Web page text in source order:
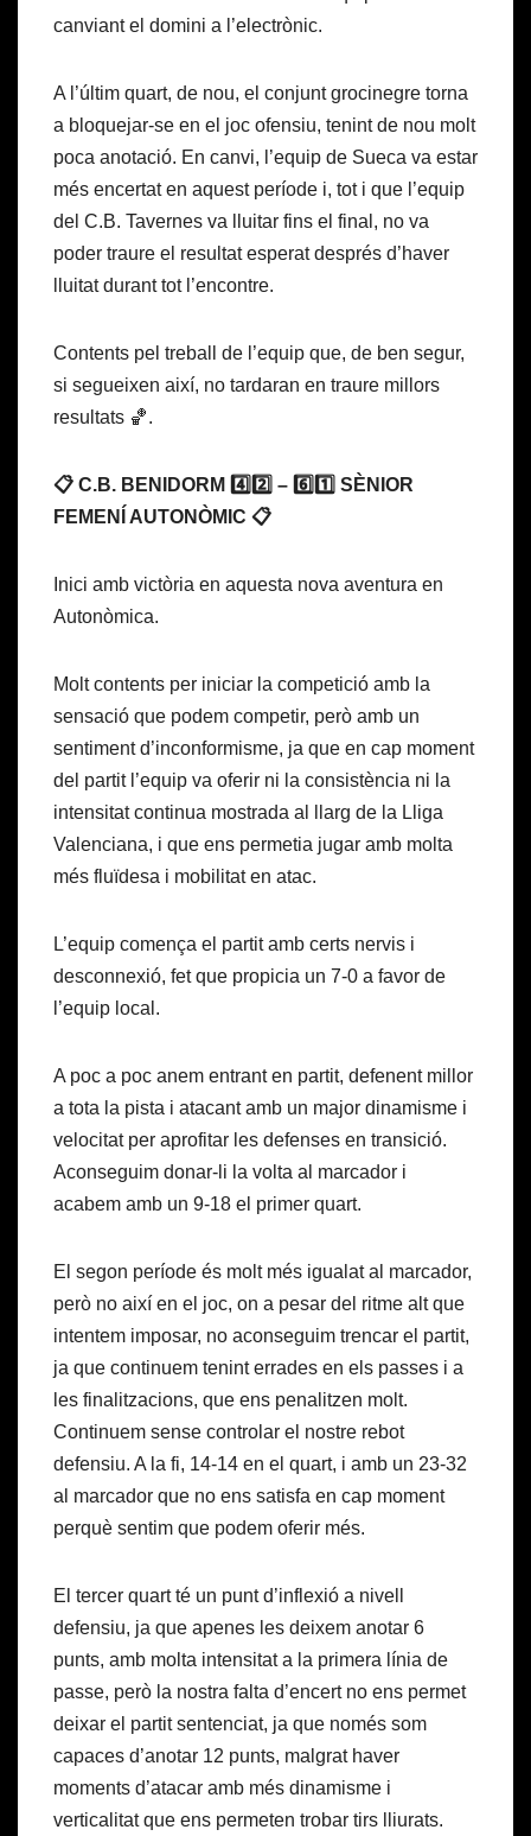
canviant el domini a l’electrònic.
A l’últim quart, de nou, el conjunt grocinegre torna
a bloquejar-se en el joc ofensiu, tenint de nou molt
poca anotació. En canvi, l’equip de Sueca va estar
més encertat en aquest període i, tot i que l’equip
del C.B. Tavernes va lluitar fins el final, no va
poder traure el resultat esperat després d’haver
lluitat durant tot l’encontre.
Contents pel treball de l’equip que, de ben segur,
si segueixen així, no tardaran en traure millors
resultats 🏀.
📋 C.B. BENIDORM 4️⃣2️⃣ – 6️⃣1️⃣ SÈNIOR
FEMENÍ AUTONÒMIC 📋
Inici amb victòria en aquesta nova aventura en
Autonòmica.
Molt contents per iniciar la competició amb la
sensació que podem competir, però amb un
sentiment d’inconformisme, ja que en cap moment
del partit l’equip va oferir ni la consistència ni la
intensitat continua mostrada al llarg de la Lliga
Valenciana, i que ens permetia jugar amb molta
més fluïdesa i mobilitat en atac.
L’equip comença el partit amb certs nervis i
desconnexió, fet que propicia un 7-0 a favor de
l’equip local.
A poc a poc anem entrant en partit, defenent millor
a tota la pista i atacant amb un major dinamisme i
velocitat per aprofitar les defenses en transició.
Aconseguim donar-li la volta al marcador i
acabem amb un 9-18 el primer quart.
El segon període és molt més igualat al marcador,
però no així en el joc, on a pesar del ritme alt que
intentem imposar, no aconseguim trencar el partit,
ja que continuem tenint errades en els passes i a
les finalitzacions, que ens penalitzen molt.
Continuem sense controlar el nostre rebot
defensiu. A la fi, 14-14 en el quart, i amb un 23-32
al marcador que no ens satisfa en cap moment
perquè sentim que podem oferir més.
El tercer quart té un punt d’inflexió a nivell
defensiu, ja que apenes les deixem anotar 6
punts, amb molta intensitat a la primera línia de
passe, però la nostra falta d’encert no ens permet
deixar el partit sentenciat, ja que només som
capaces d’anotar 12 punts, malgrat haver
moments d’atacar amb més dinamisme i
verticalitat que ens permeten trobar tirs lliurats.